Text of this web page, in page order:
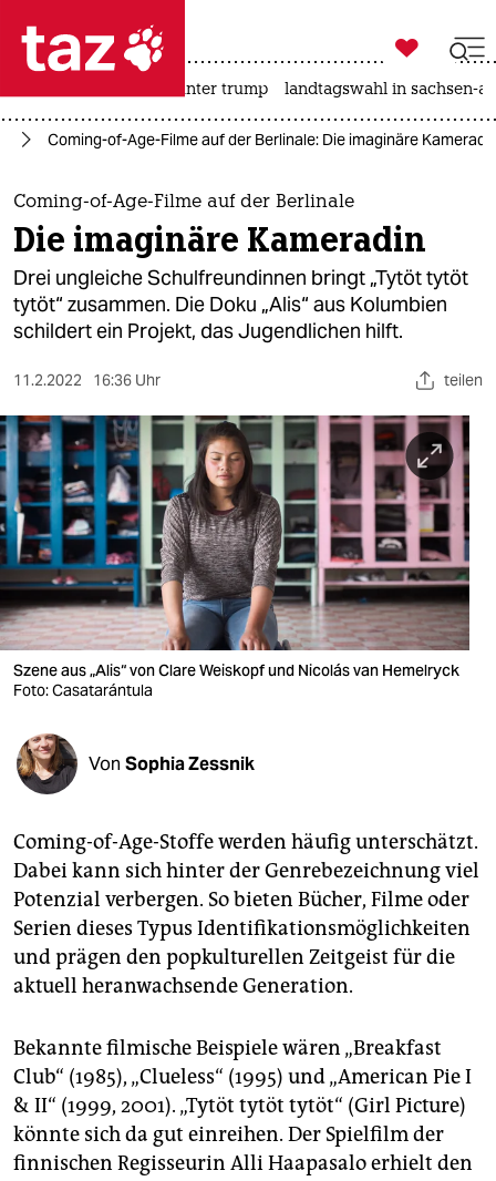
 taz zahl ich
taz zahl ich
themen
politik
öko
sport
berlin
nord
wahrheit
verlag
verlag
veranstaltungen
shop
unterstützen
abo
genossenschaft
epaper login

taz zahl ich
usa unter trump landtagswahl in sachsen-
Coming-of-Age-Filme auf der Berlinale: Die imaginäre
Coming-of-Age-Filme auf der Berlinale
Die imaginäre Kameradin
Drei ungleiche Schulfreundinnen bringt „Tytöt tytöt
tytöt“ zusammen. Die Doku „Alis“ aus Kolumbien
schildert ein Projekt, das Jugendlichen hilft.
11.2.2022 16:36 Uhr teilen
Szene aus „Alis“ von Clare Weiskopf und Nicolás van Hemelryck
Foto: Casatarántula
Von Sophia Zessnik
Coming-of-Age-Stoffe werden häufig unterschätzt.
Dabei kann sich hinter der Genre­bezeichnung viel
Potenzial verbergen. So bieten Bücher, Filme oder
Serien dieses Typus Identifikationsmöglichkeiten
und prägen den popkulturellen Zeitgeist für die
aktuell heranwachsende Generation.
Bekannte filmische Beispiele wären „Breakfast
Club“ (1985), „Clue­less“ (1995) und „American Pie I
& II“ (1999, 2001). „Tytöt tytöt tytöt“ (Girl Picture)
könnte sich da gut einreihen. Der Spielfilm der
finnischen Regisseurin Alli Haapasalo erhielt den